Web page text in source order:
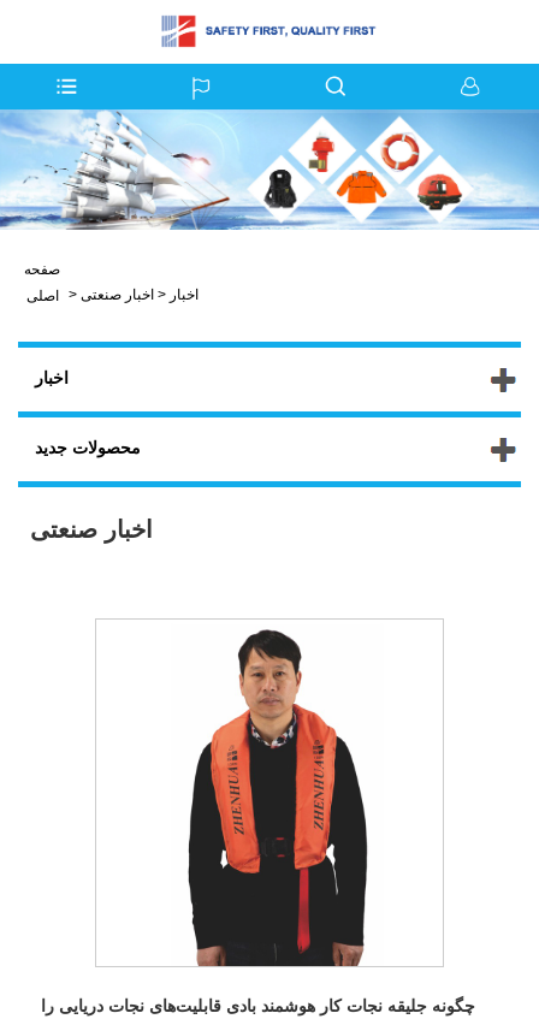
صفحه
اصلی
> اخبار > اخبار صنعتی
اخبار
محصولات جدید
اخبار صنعتی
چگونه جلیقه نجات کار هوشمند بادی قابلیت‌های نجات دریایی را